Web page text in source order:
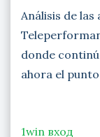
Análisis de
donde
ahora el
1win вход